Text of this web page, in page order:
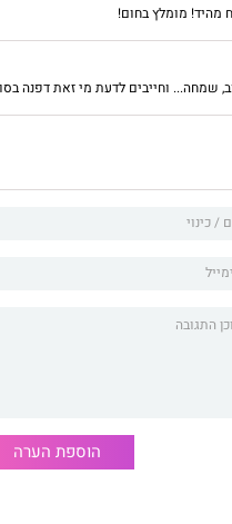
ילידת 1976, היא אמנית, מתרגמת ופעילה
מהיד! מומלץ בחום!
וחייבים לדעת מי זאת דפנה
הוספת הערה